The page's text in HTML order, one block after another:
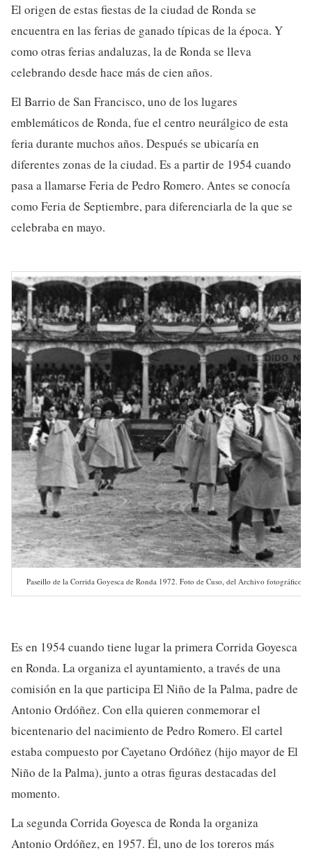
El origen de estas fiestas de la ciudad de Ronda se
encuentra en las ferias de ganado típicas de la época. Y
como otras ferias andaluzas, la de Ronda se lleva
celebrando desde hace más de cien años.
El Barrio de San Francisco, uno de los lugares
emblemáticos de Ronda, fue el centro neurálgico de esta
feria durante muchos años. Después se ubicaría en
diferentes zonas de la ciudad. Es a partir de 1954 cuando
pasa a llamarse Feria de Pedro Romero. Antes se conocía
como Feria de Septiembre, para diferenciarla de la que se
celebraba en mayo.
Paseillo de la Corrida Goyesca de Ronda 1972. Foto de Cuso, del Archivo fotográfico
Es en 1954 cuando tiene lugar la primera Corrida Goyesca
en Ronda. La organiza el ayuntamiento, a través de una
comisión en la que participa El Niño de la Palma, padre de
Antonio Ordóñez. Con ella quieren conmemorar el
bicentenario del nacimiento de Pedro Romero. El cartel
estaba compuesto por Cayetano Ordóñez (hijo mayor de El
Niño de la Palma), junto a otras figuras destacadas del
momento.
La segunda Corrida Goyesca de Ronda la organiza
Antonio Ordóñez, en 1957. Él, uno de los toreros más